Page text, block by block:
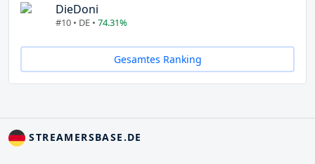
DieDoni
#10 • DE • 74.31%
Gesamtes Ranking
STREAMERSBASE.DE